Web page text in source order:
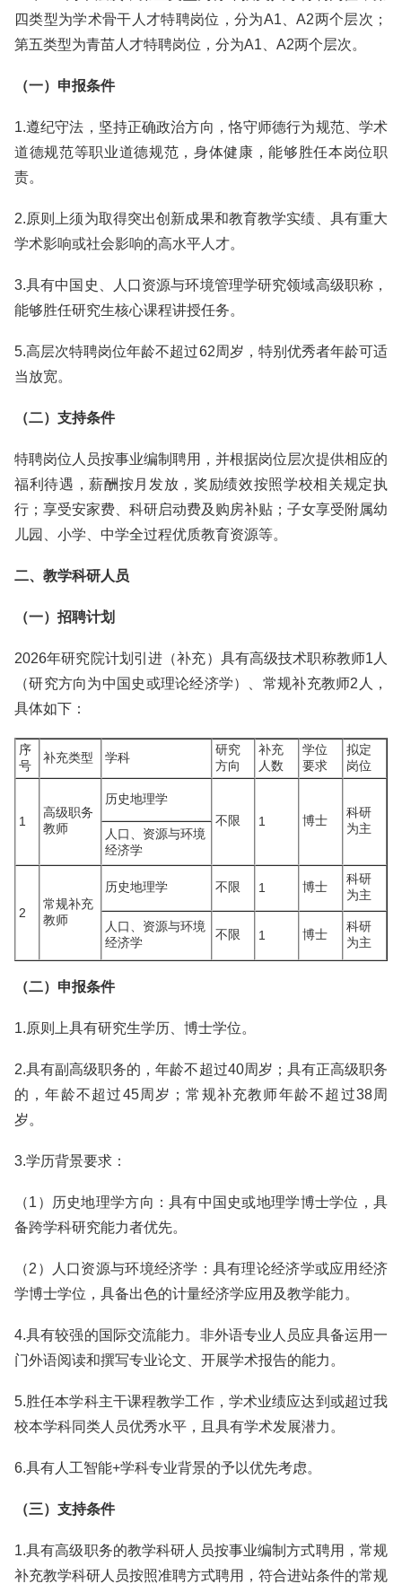
四类型为学术骨干人才特聘岗位，分为A1、A2两个层次；
第五类型为青苗人才特聘岗位，分为A1、A2两个层次。
（一）申报条件
1.遵纪守法，坚持正确政治方向，恪守师德行为规范、学术
道德规范等职业道德规范，身体健康，能够胜任本岗位职
责。
2.原则上须为取得突出创新成果和教育教学实绩、具有重大
学术影响或社会影响的高水平人才。
3.具有中国史、人口资源与环境管理学研究领域高级职称，
能够胜任研究生核心课程讲授任务。
5.高层次特聘岗位年龄不超过62周岁，特别优秀者年龄可适
当放宽。
（二）支持条件
特聘岗位人员按事业编制聘用，并根据岗位层次提供相应的
福利待遇，薪酬按月发放，奖励绩效按照学校相关规定执
行； 享受安家费、科研启动费及购房补贴；子女享受附属幼
儿园、小学、中学全过程优质教育资源等。
二、教学科研人员
（一）招聘计划
2026年研究院计划引进（补充）具有高级技术职称教师1人
（研究方向为中国史或理论经济学）、常规补充教师2人，
具体如下：
序
号
补充类型 学科
研究
方向
补充
人数
学位
要求
拟定
岗位
1
高级职务
教师
历史地理学
不限
1 博士
科研
为主
人口、资源与环境
经济学
2
常规补充
教师
历史地理学 不限 1 博士
科研
为主
人口、资源与环境
经济学
不限 1 博士
科研
为主
（二）申报条件
1.原则上具有研究生学历、博士学位。
2.具有副高级职务的，年龄不超过40周岁；具有正高级职务
的，年龄不超过45周岁；常规补充教师年龄不超过38周
岁。
3.学历背景要求：
（1）历史地理学方向：具有中国史或地理学博士学位，具
备跨学科研究能力者优先。
（2）人口资源与环境经济学：具有理论经济学或应用经济
学博士学位，具备出色的计量经济学应用及教学能力。
4.具有较强的国际交流能力。非外语专业人员应具备运用一
门外语阅读和撰写专业论文、开展学术报告的能力。
5.胜任本学科主干课程教学工作，学术业绩应达到或超过我
校本学科同类人员优秀水平，且具有学术发展潜力。
6.具有人工智能+学科专业背景的予以优先考虑。
（三）支持条件
1.具有高级职务的教学科研人员按事业编制方式聘用，常规
补充教学科研人员按照准聘方式聘用，符合进站条件的常规